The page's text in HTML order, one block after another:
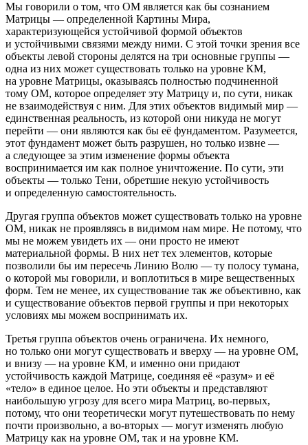
Мы говорили о том, что ОМ является как бы сознанием
Матрицы — определенной Картины Мира,
характеризующейся устойчивой формой объектов
и устойчивыми связями между ними. С этой точки зрения все
объекты левой стороны делятся на три основные группы —
одна из них может существовать только на уровне КМ,
на уровне Матрицы, оказываясь полностью подчиненной
тому ОМ, которое определяет эту Матрицу и, по сути, никак
не взаимодействуя с ним. Для этих объектов видимый мир —
единственная реальность, из которой они никуда не могут
перейти — они являются как бы её фундаментом. Разумеется,
этот фундамент может быть разрушен, но только извне —
а следующее за этим изменение формы объекта
воспринимается им как полное уничтожение. По сути, эти
объекты — только Тени, обретшие некую устойчивость
и определенную самостоятельность.
Другая группа объектов может существовать только на уровне
ОМ, никак не проявляясь в видимом нам мире. Не потому, что
мы не можем увидеть их — они просто не имеют
материальной формы. В них нет тех элементов, которые
позволили бы им пересечь Линию Волю — ту полосу тумана,
о которой мы говорили, и воплотиться в мире вещественных
форм. Тем не менее, их существование так же объективно, как
и существование объектов первой группы и при некоторых
условиях мы можем воспринимать их.
Третья группа объектов очень ограничена. Их немного,
но только они могут существовать и вверху — на уровне ОМ,
и внизу — на уровне КМ, и именно они придают
устойчивость каждой Матрице, соединяя её «разум» и её
«тело» в единое целое. Но эти объекты и представляют
наибольшую угрозу для всего мира Матриц, во-первых,
потому, что они теоретически могут путешествовать по нему
почти произвольно, а во-вторых — могут изменять любую
Матрицу как на уровне ОМ, так и на уровне КМ.